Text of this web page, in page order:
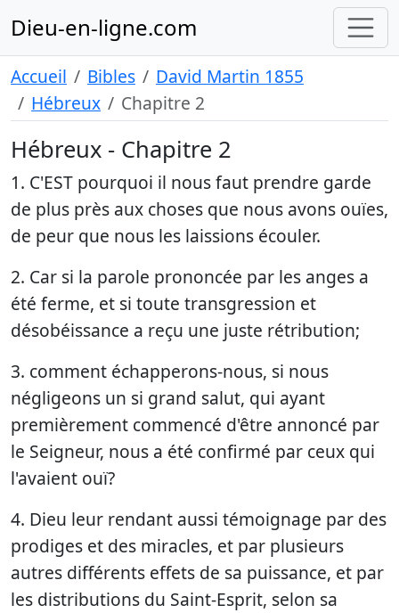
Dieu-en-ligne.com
Accueil Bibles
David Martin 1855
Hébreux
Chapitre 2
Hébreux - Chapitre 2
1. C'EST pourquoi il nous faut prendre garde
de plus près aux choses que nous avons ouïes,
de peur que nous les laissions écouler.
2. Car si la parole prononcée par les anges a
été ferme, et si toute transgression et
désobéissance a reçu une juste rétribution;
3. comment échapperons-nous, si nous
négligeons un si grand salut, qui ayant
premièrement commencé d'être annoncé par
le Seigneur, nous a été confirmé par ceux qui
l'avaient ouï?
4. Dieu leur rendant aussi témoignage par des
prodiges et des miracles, et par plusieurs
autres différents effets de sa puissance, et par
les distributions du Saint-Esprit, selon sa